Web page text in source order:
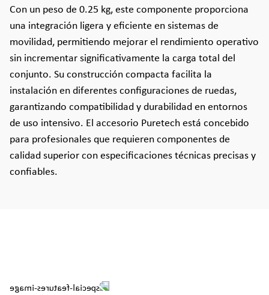
Con un peso de 0.25 kg, este componente proporciona
una integración ligera y eficiente en sistemas de
movilidad, permitiendo mejorar el rendimiento operativo
sin incrementar significativamente la carga total del
conjunto. Su construcción compacta facilita la
instalación en diferentes configuraciones de ruedas,
garantizando compatibilidad y durabilidad en entornos
de uso intensivo. El accesorio Puretech está concebido
para profesionales que requieren componentes de
calidad superior con especificaciones técnicas precisas y
confiables.